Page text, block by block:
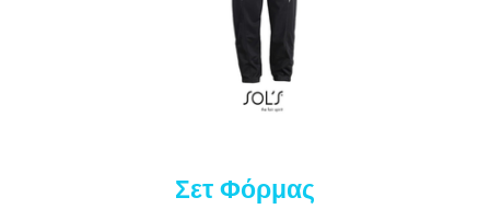
Σετ Φόρμας